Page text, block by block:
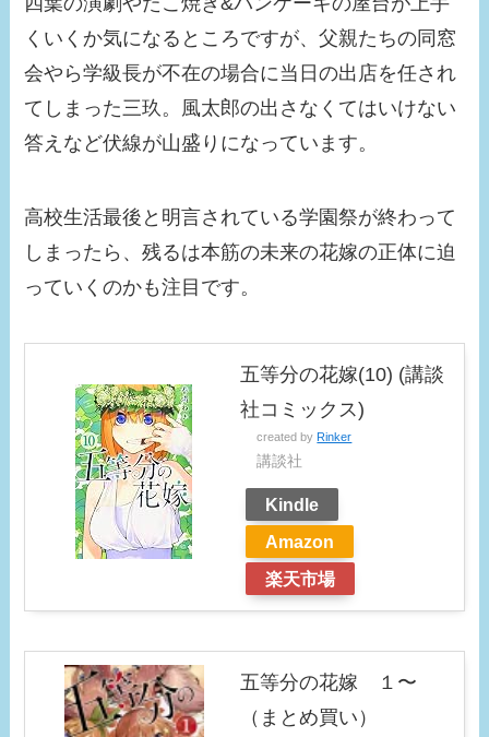
くいくか気になるところですが、父親たちの同窓
会やら学級長が不在の場合に当日の出店を任され
てしまった三玖。風太郎の出さなくてはいけない
答えなど伏線が山盛りになっています。
高校生活最後と明言されている学園祭が終わって
しまったら、残るは本筋の未来の花嫁の正体に迫
っていくのかも注目です。
五等分の花嫁(10) (講談
社コミックス)
created by Rinker
講談社
Kindle
Amazon
楽天市場
五等分の花嫁 １〜
（まとめ買い）